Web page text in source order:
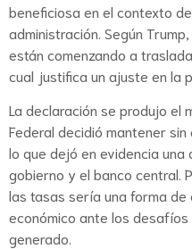
beneficiosa en el contexto
administración. Según
están comenzando a
cual justifica un ajuste en la
La declaración se produjo el
Federal decidió mantener
lo que dejó en evidencia
gobierno y el banco central.
las tasas sería una forma de
económico ante los
generado.